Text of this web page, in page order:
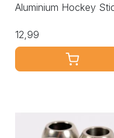
Aluminium Hockey
12,99